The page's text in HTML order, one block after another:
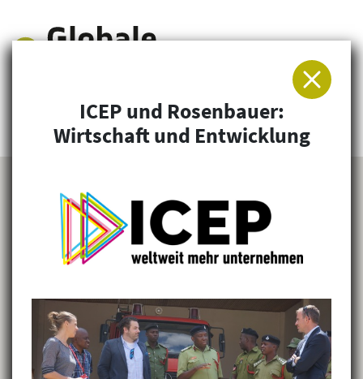
Arbeitsgemeinschaft für Entwicklung und
Humanitäre Hilfe
ICEP und Rosenbauer:
Wirtschaft und Entwicklung